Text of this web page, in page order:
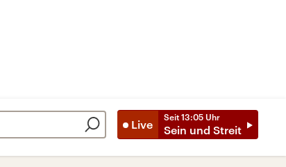
Live
Seit 13:05 Uhr
Sein und Streit